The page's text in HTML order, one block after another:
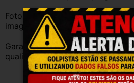
Fotos reais do produto. Peça
imagens.
Garantia válida somente com
qualificado.